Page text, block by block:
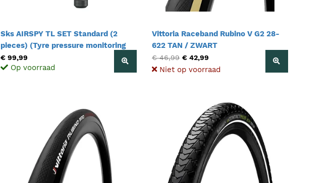
Sks AIRSPY TL SET Standard (2
pieces) (Tyre pressure monitoring
system for Tubeless tyres - Rim
Height 18-25 mm)
€ 99,99
Op voorraad
Vittoria Raceband Rubino V G2 28-
622 TAN / ZWART
€ 46,99 € 42,99
Niet op voorraad